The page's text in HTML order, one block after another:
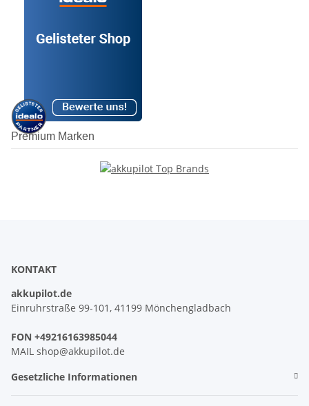
Premium Marken
KONTAKT
akkupilot.de
Einruhrstraße 99-101, 41199 Mönchengladbach
FON +49216163985044
MAIL shop@akkupilot.de
Gesetzliche Informationen